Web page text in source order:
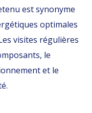
est synonyme
optimales
visites régulières
le
et le